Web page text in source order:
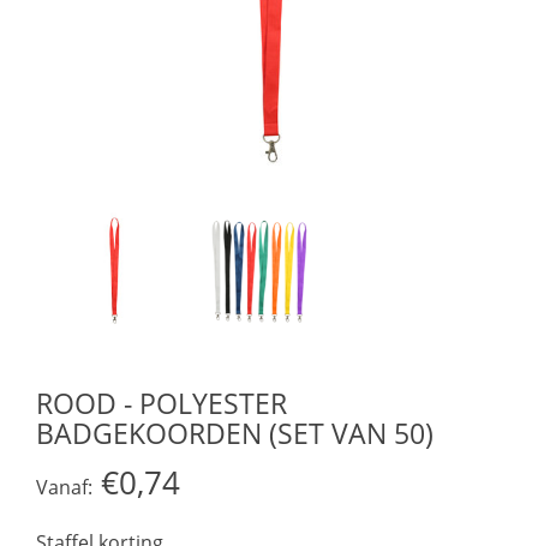
ROOD - POLYESTER
BADGEKOORDEN (SET VAN 50)
Vanaf: €0,74